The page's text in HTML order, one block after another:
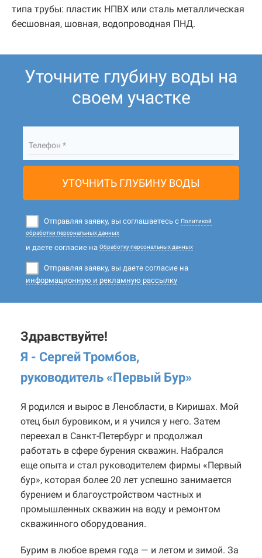
типа трубы: пластик НПВХ или сталь металлическая
бесшовная, шовная, водопроводная ПНД.
Уточните глубину воды на
своем участке
Телефон *
УТОЧНИТЬ ГЛУБИНУ ВОДЫ
Отправляя заявку, вы соглашаетесь с Политикой
обработки персональных данных
и даете согласие на Обработку персональных данных
Отправляя заявку, вы даете согласие на
информационную и рекламную рассылку
Здравствуйте!
Я - Сергей Тромбов,
руководитель «Первый Бур»
Я родился и вырос в Ленобласти, в Киришах. Мой
отец был буровиком, и я учился у него. Затем
переехал в Санкт-Петербург и продолжал
работать в сфере бурения скважин. Набрался
еще опыта и стал руководителем фирмы «Первый
бур», которая более 20 лет успешно занимается
бурением и благоустройством частных и
промышленных скважин на воду и ремонтом
скважинного оборудования.
Бурим в любое время года — и летом и зимой. За